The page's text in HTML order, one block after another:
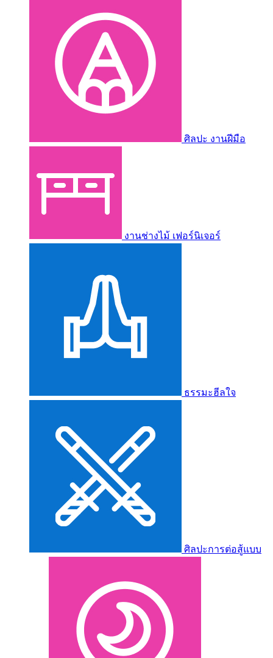
ศิลปะ งานฝีมือ
งานช่างไม้ เฟอร์นิเจอร์
ธรรมะฮีลใจ
ศิลปะการต่อสู้แบบ